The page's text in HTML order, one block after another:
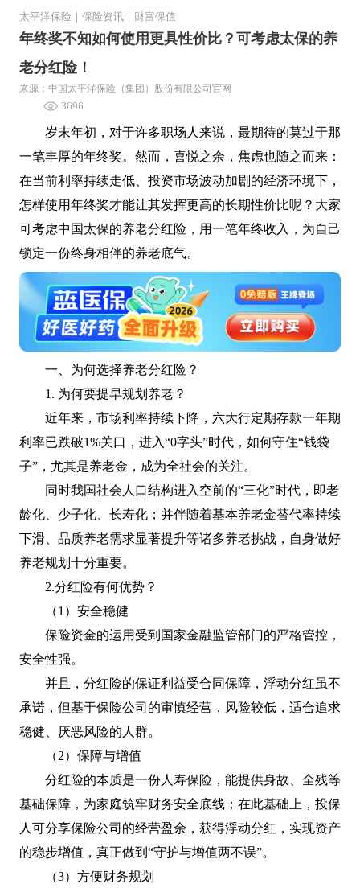
太平洋保险 保险资讯 财富保值
年终奖不知如何使用更具性价比？可考虑太保的养
老分红险！
来源：中国太平洋保险（集团）股份有限公司官网
3696
岁末年初，对于许多职场人来说，最期待的莫过于那
一笔丰厚的年终奖。然而，喜悦之余，焦虑也随之而来：
在当前利率持续走低、投资市场波动加剧的经济环境下，
怎样使用年终奖才能让其发挥更高的长期性价比呢？大家
可考虑中国太保的养老分红险，用一笔年终收入，为自己
锁定一份终身相伴的养老底气。
一、为何选择养老分红险？
1. 为何要提早规划养老？
近年来，市场利率持续下降，六大行定期存款一年期
利率已跌破1%关口，进入“0字头”时代，如何守住“钱袋
子”，尤其是养老金，成为全社会的关注。
同时我国社会人口结构进入空前的“三化”时代，即老
龄化、少子化、长寿化；并伴随着基本养老金替代率持续
下滑、品质养老需求显著提升等诸多养老挑战，自身做好
养老规划十分重要。
2.分红险有何优势？
（1）安全稳健
保险资金的运用受到国家金融监管部门的严格管控，
安全性强。
并且，分红险的保证利益受合同保障，浮动分红虽不
承诺，但基于保险公司的审慎经营，风险较低，适合追求
稳健、厌恶风险的人群。
（2）保障与增值
分红险的本质是一份人寿保险，能提供身故、全残等
基础保障，为家庭筑牢财务安全底线；在此基础上，投保
人可分享保险公司的经营盈余，获得浮动分红，实现资产
的稳步增值，真正做到“守护与增值两不误”。
（3）方便财务规划